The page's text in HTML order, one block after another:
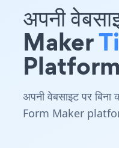
अपनी
Maker
अपनी वेबसाइट पर
Form Maker